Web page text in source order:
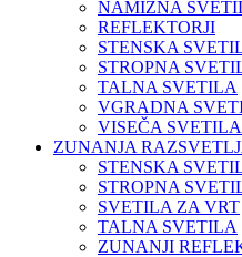
NAMIZNA
REFLEKTORJI
STENSKA
STROPNA
TALNA SVETILA
VGRADNA
VISEČA SVETILA
ZUNANJA
STENSKA
STROPNA
SVETILA ZA VRT
TALNA SVETILA
ZUNANJI